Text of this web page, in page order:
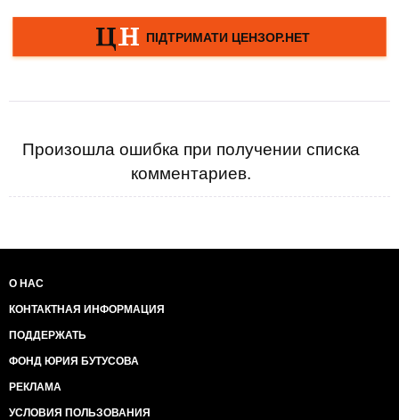
Произошла ошибка при получении списка
комментариев.
О НАС
КОНТАКТНАЯ ИНФОРМАЦИЯ
ПОДДЕРЖАТЬ
ФОНД ЮРИЯ БУТУСОВА
РЕКЛАМА
УСЛОВИЯ ПОЛЬЗОВАНИЯ